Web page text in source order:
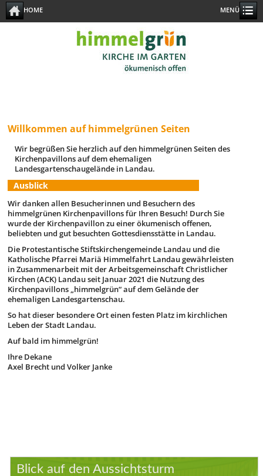
HOME MENÜ
Willkommen auf himmelgrünen Seiten
Wir begrüßen Sie herzlich auf den himmelgrünen Seiten des
Kirchenpavillons auf dem ehemaligen
Landesgartenschaugelände in Landau.
Ausblick
Wir danken allen Besucherinnen und Besuchern des
himmelgrünen Kirchenpavillons für Ihren Besuch! Durch Sie
wurde der Kirchenpavillon zu einer ökumenisch offenen,
beliebten und gut besuchten Gottesdiensstätte in Landau.
Die Protestantische Stiftskirchengemeinde Landau und die
Katholische Pfarrei Mariä Himmelfahrt Landau gewährleisten
in Zusammenarbeit mit der Arbeitsgemeinschaft Christlicher
Kirchen (ACK) Landau seit Januar 2021 die Nutzung des
Kirchenpavillons „himmelgrün“ auf dem Gelände der
ehemaligen Landesgartenschau.
So hat dieser besondere Ort einen festen Platz im kirchlichen
Leben der Stadt Landau.
Auf bald im himmelgrün!
Ihre Dekane
Axel Brecht und Volker Janke
Blick auf den Aussichtsturm